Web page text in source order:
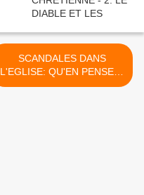
SCANDALES DANS
L'EGLISE: QU'EN PENSEZ-
VOUS? >